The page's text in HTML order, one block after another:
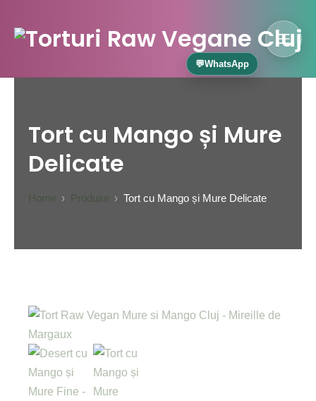
content
Torturi Raw Cluj –
Tort cu Mango și Mure
Delicate
Home Produse Tort cu Mango și Mure Delicate
💬WhatsApp